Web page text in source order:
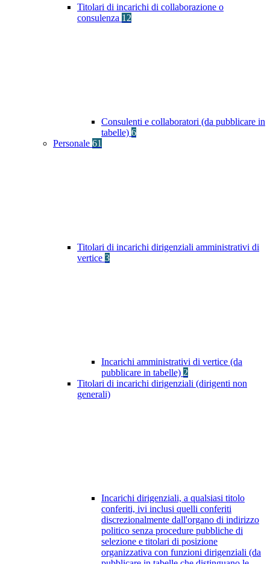
Titolari di incarichi di collaborazione o
consulenza 12
Consulenti e collaboratori (da pubblicare in
tabelle) 6
Personale 61
Titolari di incarichi dirigenziali amministrativi di
vertice 3
Incarichi amministrativi di vertice (da
pubblicare in tabelle) 2
Titolari di incarichi dirigenziali (dirigenti non
generali)
Incarichi dirigenziali, a qualsiasi titolo
conferiti, ivi inclusi quelli conferiti
discrezionalmente dall'organo di indirizzo
politico senza procedure pubbliche di
selezione e titolari di posizione
organizzativa con funzioni dirigenziali (da